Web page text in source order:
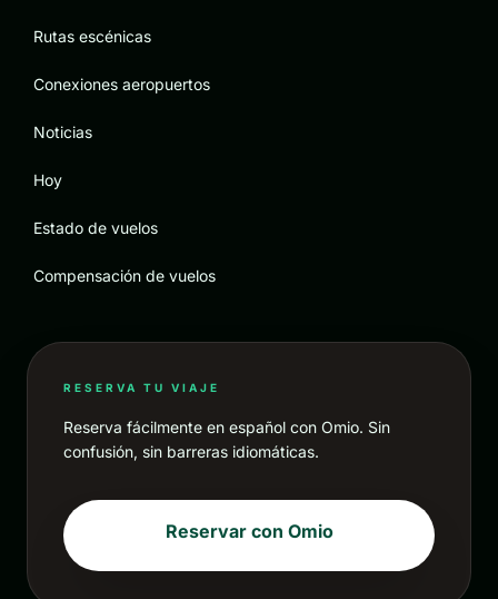
Rutas escénicas
Conexiones aeropuertos
Noticias
Hoy
Estado de vuelos
Compensación de vuelos
RESERVA TU VIAJE
Reserva fácilmente en español con Omio. Sin
confusión, sin barreras idiomáticas.
Reservar con Omio